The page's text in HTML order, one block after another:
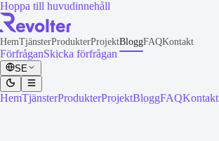
Hoppa till huvudinnehåll
HemTjänsterProdukterProjektBloggFAQKontakt
FörfråganSkicka förfrågan
SE
HemTjänsterProdukterProjektBloggFAQKontakt